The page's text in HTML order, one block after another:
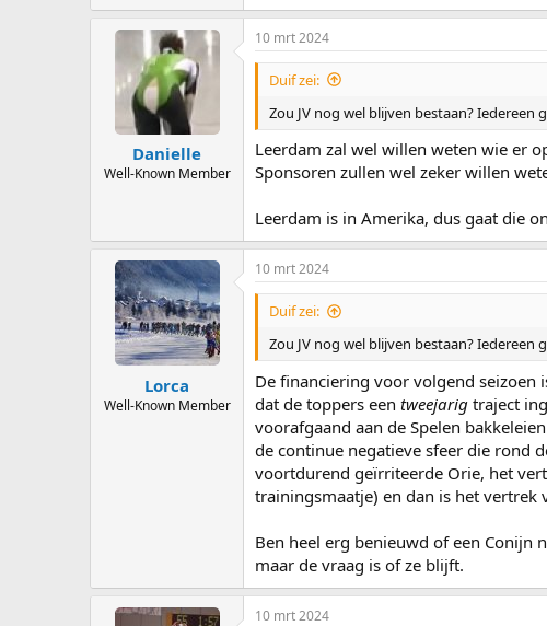
Danielle
Well-Known Member
10 mrt 2024
Duif zei:
Zou JV nog wel blijven bestaan?
Leerdam zal wel willen weten wie er
Sponsoren zullen wel zeker willen
Leerdam is in Amerika, dus gaat die
Lorca
Well-Known Member
10 mrt 2024
Duif zei:
Zou JV nog wel blijven bestaan?
De financiering voor volgend seizoen
dat de toppers een tweejarig traject
voorafgaand aan de Spelen
de continue negatieve sfeer die rond
voortdurend geïrriteerde Orie, het
trainingsmaatje) en dan is het vertrek
Ben heel erg benieuwd of een Conijn
maar de vraag is of ze blijft.
10 mrt 2024